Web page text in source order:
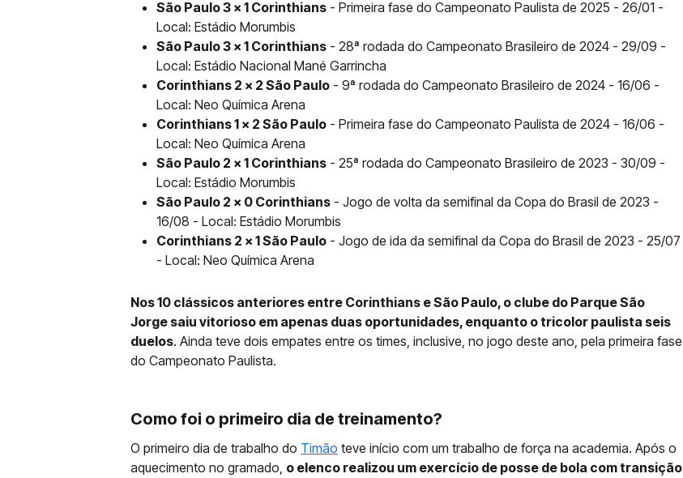
São Paulo 3 x 1 Corinthians - Primeira fase do Campeonato Paulista de 2025 - 26/01 -
Local: Estádio Morumbis
São Paulo 3 x 1 Corinthians - 28ª rodada do Campeonato Brasileiro de 2024 - 29/09 -
Local: Estádio Nacional Mané Garrincha
Corinthians 2 x 2 São Paulo - 9ª rodada do Campeonato Brasileiro de 2024 - 16/06 -
Local: Neo Química Arena
Corinthians 1 x 2 São Paulo - Primeira fase do Campeonato Paulista de 2024 - 16/06 -
Local: Neo Química Arena
São Paulo 2 x 1 Corinthians - 25ª rodada do Campeonato Brasileiro de 2023 - 30/09 -
Local: Estádio Morumbis
São Paulo 2 x 0 Corinthians - Jogo de volta da semifinal da Copa do Brasil de 2023 -
16/08 - Local: Estádio Morumbis
Corinthians 2 x 1 São Paulo - Jogo de ida da semifinal da Copa do Brasil de 2023 - 25/07
- Local: Neo Química Arena
Nos 10 clássicos anteriores entre Corinthians e São Paulo, o clube do Parque São
Jorge saiu vitorioso em apenas duas oportunidades, enquanto o tricolor paulista seis
duelos. Ainda teve dois empates entre os times, inclusive, no jogo deste ano, pela primeira fase
do Campeonato Paulista.
Como foi o primeiro dia de treinamento?
O primeiro dia de trabalho do Timão teve início com um trabalho de força na academia. Após o
aquecimento no gramado, o elenco realizou um exercício de posse de bola com transição